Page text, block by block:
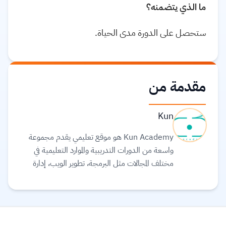
ما الذي يتضمنه؟
ستحصل على الدورة مدى الحياة.
مقدمة من
Kun
Kun Academy هو موقع تعليمي يقدم مجموعة
واسعة من الدورات التدريبية والموارد التعليمية في
مختلف المجالات مثل البرمجة، تطوير الويب، إدارة
اكتساب المهارات التي يحتاجون إليها للتفوق في سوق